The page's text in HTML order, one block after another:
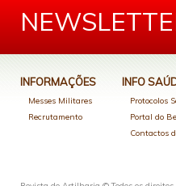
INFORMAÇÕES
Messes Militares
Recrutamento
INFO
Protocolos
Portal do
Contactos